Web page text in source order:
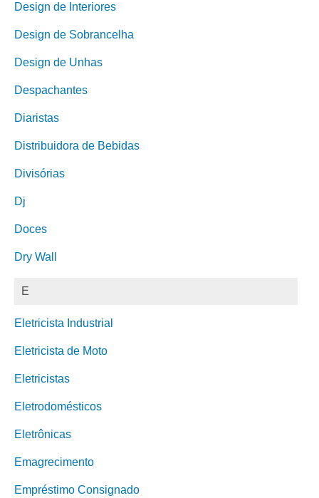
Design de Interiores
Design de Sobrancelha
Design de Unhas
Despachantes
Diaristas
Distribuidora de Bebidas
Divisórias
Dj
Doces
Dry Wall
E
Eletricista Industrial
Eletricista de Moto
Eletricistas
Eletrodomésticos
Eletrônicas
Emagrecimento
Empréstimo Consignado